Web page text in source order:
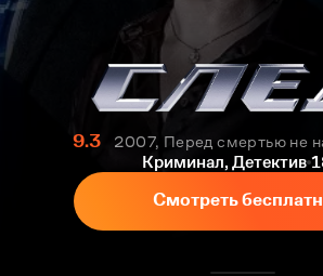
9.3
2007, Перед смертью не
Криминал, Детектив
Смотреть